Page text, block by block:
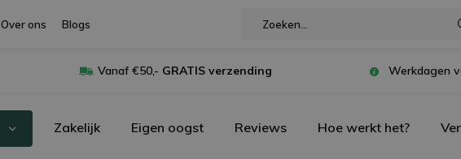
Over ons Blogs
Vanaf €50,- GRATIS verzending Werkdagen
Zakelijk Eigen oogst Reviews Hoe werkt het?